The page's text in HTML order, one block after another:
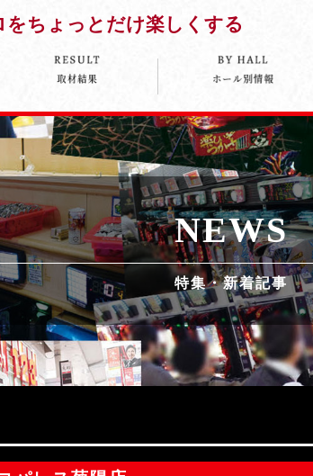
ちょっとだけ楽しくする
NEWS
特集・新着記事